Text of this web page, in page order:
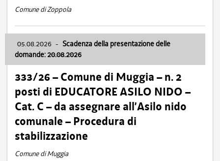
Comune di Zoppola
05.08.2026 - Scadenza della presentazione delle
domande: 20.08.2026
333/26 – Comune di Muggia – n. 2
posti di EDUCATORE ASILO NIDO –
Cat. C – da assegnare all’Asilo nido
comunale – Procedura di
stabilizzazione
Comune di Muggia